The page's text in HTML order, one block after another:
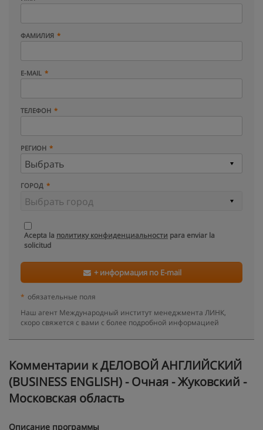
ФАМИЛИЯ
E-MAIL
ТЕЛЕФОН
РЕГИОН
ГОРОД
Acepta la политику конфиденциальности para enviar la
solicitud
+ информация по E-mail
* обязательные поля
Наш агент Международный институт менеджмента ЛИНК,
скоро свяжется с вами с более подробной информацией
Kомментарии к ДЕЛОВОЙ АНГЛИЙСКИЙ
(BUSINESS ENGLISH) - Очная - Жуковский -
Московская область
Описание программы